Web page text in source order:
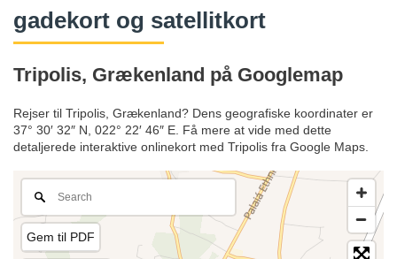
gadekort og satellitkort
Tripolis, Grækenland på Googlemap
Rejser til Tripolis, Grækenland? Dens geografiske koordinater er
37° 30′ 32″ N, 022° 22′ 46″ E. Få mere at vide med dette
detaljerede interaktive onlinekort med Tripolis fra Google Maps.
Gem til PDF